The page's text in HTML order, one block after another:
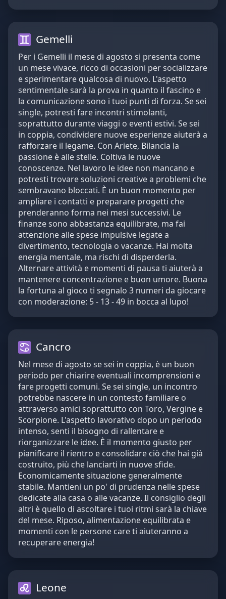
Gemelli
Per i Gemelli il mese di agosto si presenta come
un mese vivace, ricco di occasioni per socializzare
e sperimentare qualcosa di nuovo. L'aspetto
sentimentale sarà la prova in quanto il fascino e
la comunicazione sono i tuoi punti di forza. Se sei
single, potresti fare incontri stimolanti,
soprattutto durante viaggi o eventi estivi. Se sei
in coppia, condividere nuove esperienze aiuterà a
rafforzare il legame. Con Ariete, Bilancia la
passione è alle stelle. Coltiva le nuove
conoscenze. Nel lavoro le idee non mancano e
potresti trovare soluzioni creative a problemi che
sembravano bloccati. È un buon momento per
ampliare i contatti e preparare progetti che
prenderanno forma nei mesi successivi. Le
finanze sono abbastanza equilibrate, ma fai
attenzione alle spese impulsive legate a
divertimento, tecnologia o vacanze. Hai molta
energia mentale, ma rischi di disperderla.
Alternare attività e momenti di pausa ti aiuterà a
mantenere concentrazione e buon umore. Buona
la fortuna al gioco ti segnalo 3 numeri da giocare
con moderazione: 5 - 13 - 49 in bocca al lupo!
Cancro
Nel mese di agosto se sei in coppia, è un buon
periodo per chiarire eventuali incomprensioni e
fare progetti comuni. Se sei single, un incontro
potrebbe nascere in un contesto familiare o
attraverso amici soprattutto con Toro, Vergine e
Scorpione. L'aspetto lavorativo dopo un periodo
intenso, senti il bisogno di rallentare e
riorganizzare le idee. È il momento giusto per
pianificare il rientro e consolidare ciò che hai già
costruito, più che lanciarti in nuove sfide.
Economicamente situazione generalmente
stabile. Mantieni un po' di prudenza nelle spese
dedicate alla casa o alle vacanze. Il consiglio degli
altri è quello di ascoltare i tuoi ritmi sarà la chiave
del mese. Riposo, alimentazione equilibrata e
momenti con le persone care ti aiuteranno a
recuperare energia!
Leone